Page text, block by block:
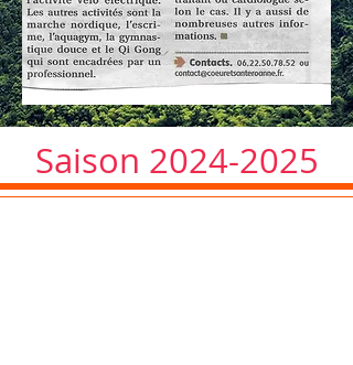
Saison 2024-2025